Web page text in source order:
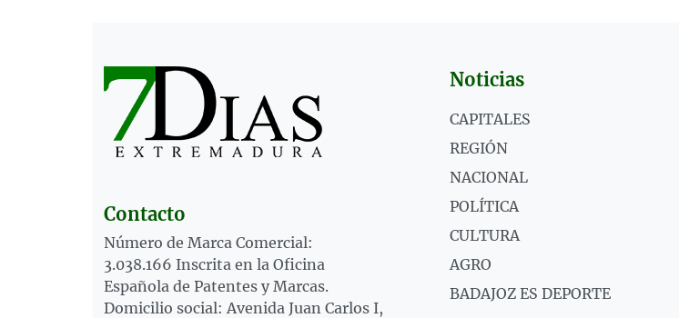
Contacto
Número de Marca Comercial:
3.038.166 Inscrita en la Oficina
Española de Patentes y Marcas.
Domicilio social: Avenida Juan Carlos I,
Noticias
CAPITALES
REGIÓN
NACIONAL
POLÍTICA
CULTURA
AGRO
BADAJOZ ES DEPORTE